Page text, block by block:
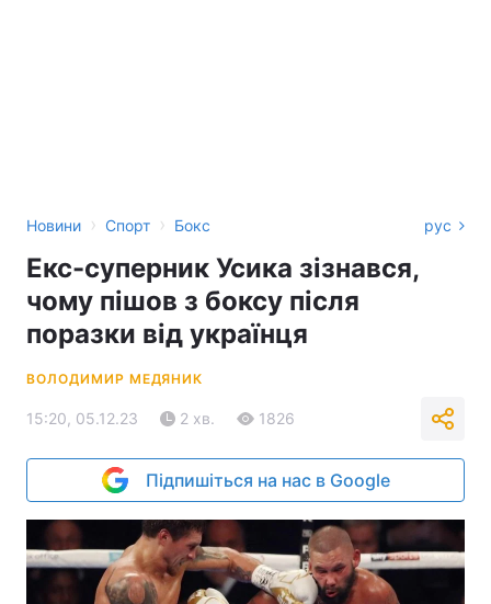
Новини › Спорт › Бокс рус
Екс-суперник Усика зізнався,
чому пішов з боксу після
поразки від українця
ВОЛОДИМИР МЕДЯНИК
15:20, 05.12.23 2 хв. 1826
Підпишіться на нас в Google